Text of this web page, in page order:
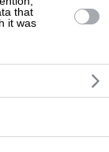
that
it was